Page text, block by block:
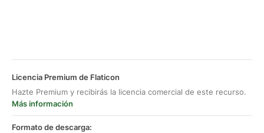
Licencia Premium de Flaticon
Hazte Premium y recibirás la licencia comercial de este recurso.
Más información
Formato de descarga: